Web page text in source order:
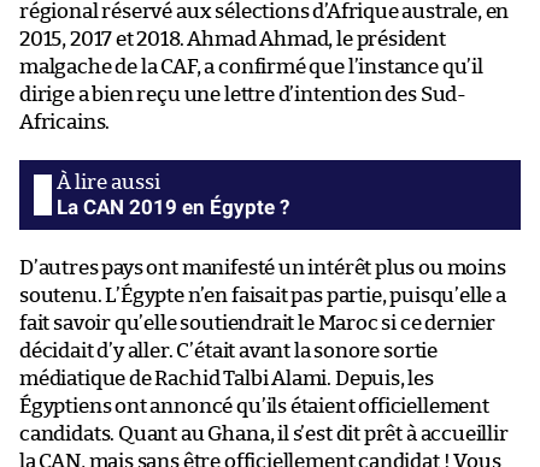
régional réservé aux sélections d’Afrique australe, en
2015, 2017 et 2018. Ahmad Ahmad, le président
malgache de la CAF, a confirmé que l’instance qu’il
dirige a bien reçu une lettre d’intention des Sud-
Africains.
La CAN 2019 en Égypte ?
D’autres pays ont manifesté un intérêt plus ou moins
soutenu. L’Égypte n’en faisait pas partie, puisqu’elle a
fait savoir qu’elle soutiendrait le Maroc si ce dernier
décidait d’y aller. C’était avant la sonore sortie
médiatique de Rachid Talbi Alami. Depuis, les
Égyptiens ont annoncé qu’ils étaient officiellement
candidats. Quant au Ghana, il s’est dit prêt à accueillir
la CAN, mais sans être officiellement candidat ! Vous